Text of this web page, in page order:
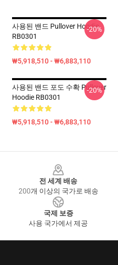
사용된 밴드 Pullover Hoodie
RB0301
₩5,918,510 - ₩6,883,110
-20%
사용된 밴드 포도 수확 Pullover
Hoodie RB0301
₩5,918,510 - ₩6,883,110
-20%
전 세계 배송
200개 이상의 국가로 배송
국제 보증
사용 국가에서 제공